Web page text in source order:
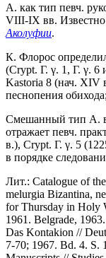
А. как тип певч.
VIII-IX вв.
Аколуфии.
К. Флорос
(Crypt. Γ. γ. 1, Γ. γ. 6
Kastoria 8 (нач. XIV
песнопения
Смешанный тип А.
отражает певч.
в.), Crypt. Γ. γ. 5
в порядке
Лит.: Catalogue of
melurgia Bizantina,
for Thursday in Holy
1961. Belgrade,
Das Kontakion //
7-70; 1967. Bd. 4. S.